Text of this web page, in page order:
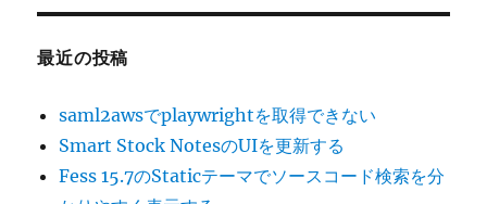
最近の投稿
saml2awsでplaywrightを取得できない
Smart Stock NotesのUIを更新する
Fess 15.7のStaticテーマでソースコード検索を分